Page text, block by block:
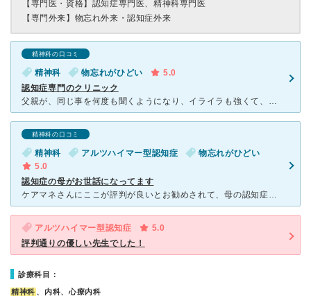
【専門医・資格】 認知症専門医、精神科専門医
【専門外来】 物忘れ外来・認知症外来
精神科の口コミ
精神科 物忘れがひどい
5.0
認知症専門のクリニック
父親が、同じ事を何度も聞くようになり、イライラも強くて、かかりつけ医に相談したら、認知症疾患医療センターならこちらが有名とのことで紹介されました。 院長先生が説明が丁寧で、優しかったのが印象的でした
精神科の口コミ
精神科 アルツハイマー型認知症
物忘れがひどい
5.0
認知症の母がお世話になってます
ケアマネさんにここが評判が良いとお勧めされて、母の認知症で通院しています。先生も、看護師さんも、心理士さんも、皆さん優しく対応してくれます。内科も精神科も一緒にみてくれて、いろんな病院に通わなくて良い
アルツハイマー型認知症
5.0
評判通りの優しい先生でした！
診療科目：
精神科 、内科、心療内科